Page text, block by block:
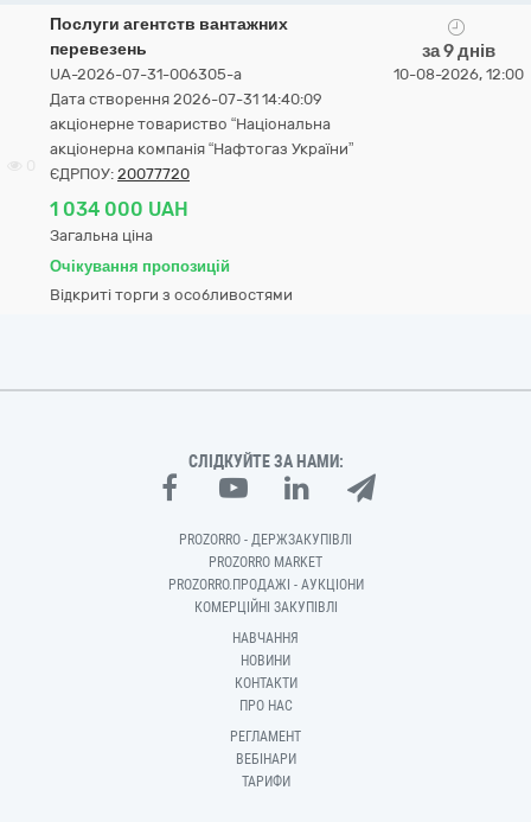
Послуги агентств вантажних
перевезень
UA-2026-07-31-006305-a
Дата створення 2026-07-31 14:40:09
акціонерне товариство “Національна
акціонерна компанія “Нафтогаз України”
ЄДРПОУ: 20077720
1 034 000 UAH
Загальна ціна
Очікування пропозицій
Відкриті торги з особливостями
за 9 днів
10-08-2026, 12:00
СЛІДКУЙТЕ ЗА НАМИ:
PROZORRO - ДЕРЖЗАКУПІВЛІ
PROZORRO MARKET
PROZORRO.ПРОДАЖІ - АУКЦІОНИ
КОМЕРЦІЙНІ ЗАКУПІВЛІ
НАВЧАННЯ
НОВИНИ
КОНТАКТИ
ПРО НАС
РЕГЛАМЕНТ
ВЕБІНАРИ
ТАРИФИ